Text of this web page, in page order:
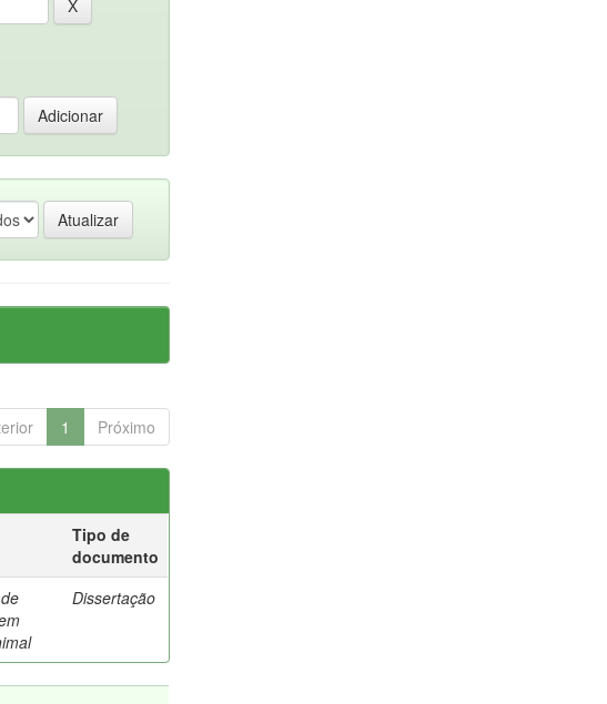
1 Próximo
Tipo de
documento
Dissertação